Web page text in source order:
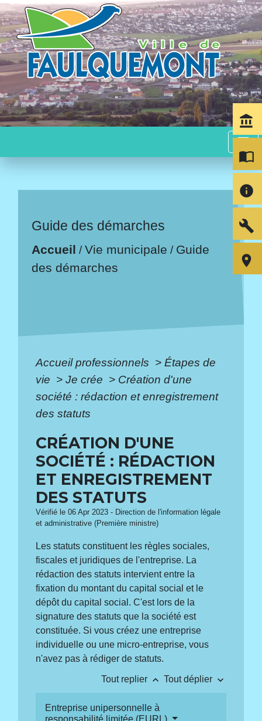
menu
Guide des démarches
Accueil /Vie municipale / Guide
des démarches
Accueil professionnels > Étapes de
vie > Je crée > Création d'une
société : rédaction et enregistrement
des statuts
CRÉATION D'UNE
SOCIÉTÉ : RÉDACTION
ET ENREGISTREMENT
DES STATUTS
Vérifié le 06 Apr 2023 - Direction de l'information légale
et administrative (Première ministre)
Les statuts constituent les règles sociales,
fiscales et juridiques de l'entreprise. La
rédaction des statuts intervient entre la
fixation du montant du capital social et le
dépôt du capital social. C'est lors de la
signature des statuts que la société est
constituée. Si vous créez une entreprise
individuelle ou une micro-entreprise, vous
n'avez pas à rédiger de statuts.
Tout replier keyboard_arrow_up Tout déplier keyboard_arrow_down
Entreprise unipersonnelle à
responsabilité limitée (EURL)
account_balance
import_contacts
info
build
room